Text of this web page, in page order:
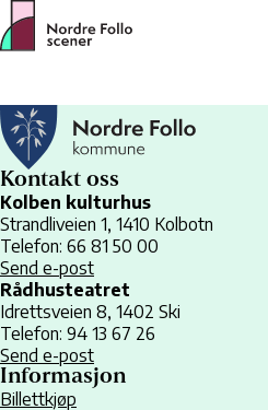
Hopp
til
innhold
Kontakt oss
Kolben kulturhus
Strandliveien 1, 1410 Kolbotn
Telefon: 66 81 50 00
Send e-post
Rådhusteatret
Idrettsveien 8, 1402 Ski
Telefon: 94 13 67 26
Send e-post
Informasjon
Billettkjøp